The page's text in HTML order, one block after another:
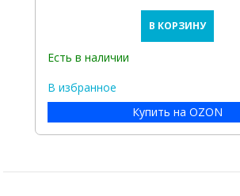
В КОРЗИНУ
Есть в наличии
В избранное
Купить на OZON